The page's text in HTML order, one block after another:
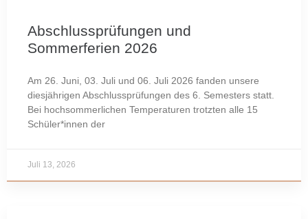
Abschlussprüfungen und
Sommerferien 2026
Am 26. Juni, 03. Juli und 06. Juli 2026 fanden unsere
diesjährigen Abschlussprüfungen des 6. Semesters statt.
Bei hochsommerlichen Temperaturen trotzten alle 15
Schüler*innen der
Juli 13, 2026